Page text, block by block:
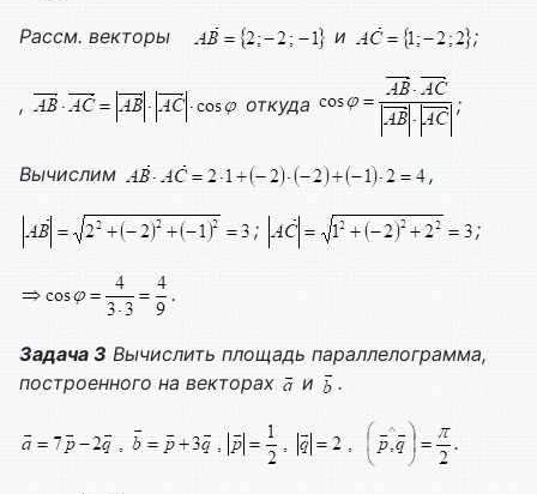
Рассм. векторы и ;
, откуда ;
Вычислим ,
; ;
.
Задача 3 Вычислить площадь параллелограмма,
построенного на векторах
и .
.